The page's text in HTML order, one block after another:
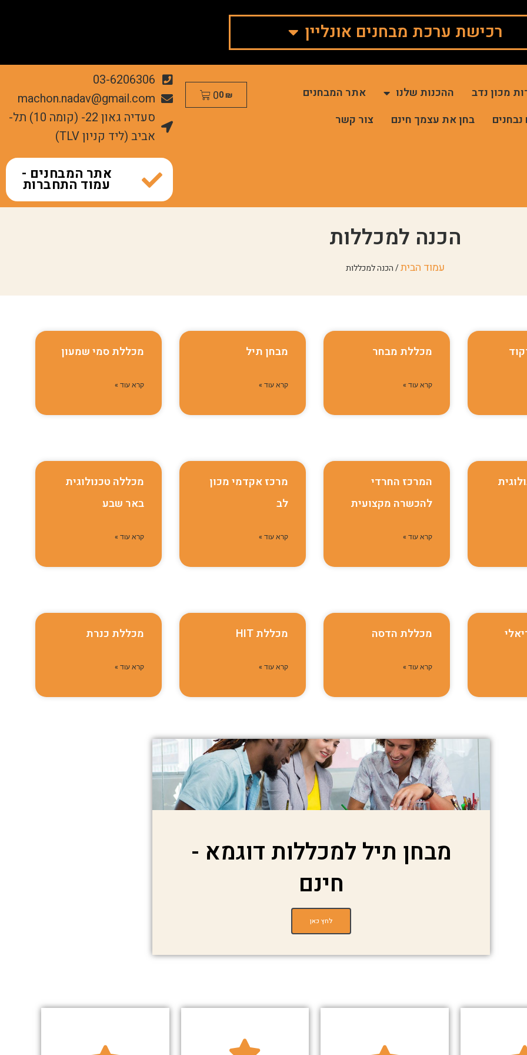
רכישת ערכת מבחנים אונליין
מכון נדב ההכנות שלנו
אתר המבחנים
נבחנים
בחן את עצמך חינם צור קשר
0₪
0
03-6206306
machon.nadav@gmail.com
סעדיה גאון 22- (קומה 10) תל-
אביב (ליד קניון TLV)
אתר המבחנים -
עמוד התחברות
הכנה למכללות
עמוד הבית/ הכנה למכללות
מכללת מבחר
קרא עוד »
מבחן תיל
קרא עוד »
מכללת סמי שמעון
קרא עוד »
המרכז החרדי
להכשרה מקצועית
קרא עוד »
מרכז אקדמי מכון
לב
קרא עוד »
מכללה טכנולוגית
באר שבע
קרא עוד »
מכללת הדסה
קרא עוד »
מכללת HIT
קרא עוד »
מכללת כנרת
קרא עוד »
מבחן תיל למכללות דוגמא -
חינם
לחץ כאן
יותר)
חודשים. טכניים